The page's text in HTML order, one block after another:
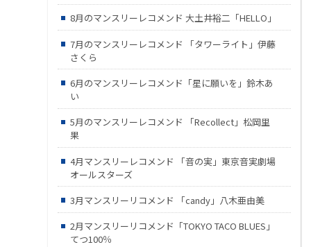
8月のマンスリーレコメンド 大土井裕二「HELLO」
7月のマンスリーレコメンド 「タワーライト」伊藤
さくら
6月のマンスリーレコメンド「星に願いを」鈴木あ
い
5月のマンスリーレコメンド 「Recollect」松岡里
果
4月マンスリーレコメンド 「音の実」東京音実劇場
オールスターズ
3月マンスリーリコメンド 「candy」八木亜由美
2月マンスリーリコメンド「TOKYO TACO BLUES」
てつ100％